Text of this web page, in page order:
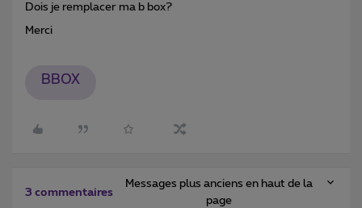
Dois je remplacer ma b box?
Merci
BBOX
3 commentaires
Messages plus anciens en haut de la
page